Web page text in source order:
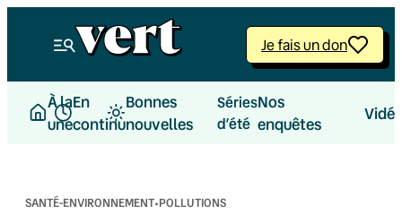
Je fais un don
À la
une
En
continu
Bonnes
nouvelles
Séries
d’été
Nos
enquêtes
SANTÉ-ENVIRONNEMENT·POLLUTIONS